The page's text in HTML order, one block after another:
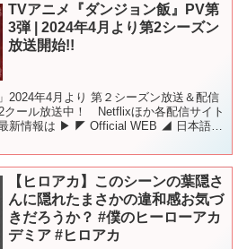
TVアニメ『ダンジョン飯』PV第
3弾 | 2024年4月より第2シーズン
放送開始!!
2024年4月より 第２シーズン放送＆配信
クール放送中！ Netflixほか各配信サイト
新情報は ▶ ◤ Official WEB ◢ 日本語公
【ヒロアカ】このシーンの葉隠さ
んに隠れたまさかの違和感お気づ
きだろうか？ #僕のヒーローアカ
デミア #ヒロアカ